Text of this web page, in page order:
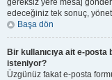
gereksiz yere mesaj
edeceğiniz tek sonuç,
Başa dön
Bir kullanıcıya ait e-posta
isteniyor?
Üzgünüz fakat e-posta